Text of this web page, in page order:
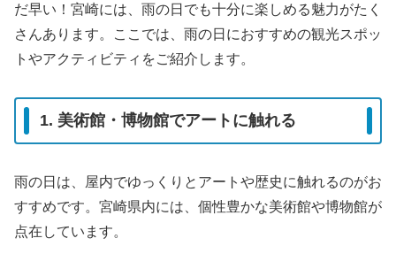
だ早い！宮崎には、雨の日でも十分に楽しめる魅力がたく
さんあります。ここでは、雨の日におすすめの観光スポッ
トやアクティビティをご紹介します。
1. 美術館・博物館でアートに触れる
雨の日は、屋内でゆっくりとアートや歴史に触れるのがお
すすめです。宮崎県内には、個性豊かな美術館や博物館が
点在しています。